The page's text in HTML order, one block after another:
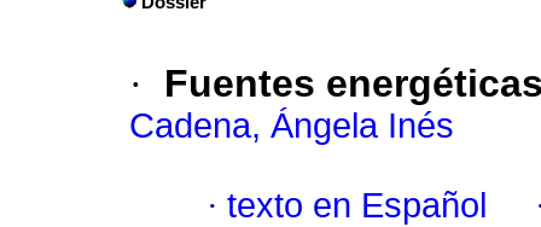
· Fuentes
Cadena, Ángela Inés
· texto en Español